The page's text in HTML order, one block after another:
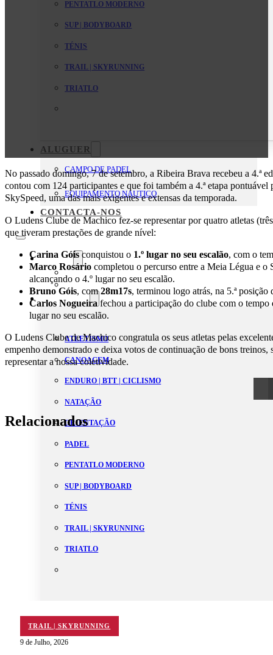
PENTATLO MODERNO
SUP | BODYBOARD
TÉNIS
TRAIL | SKYRUNNING
TRIATLO
ALUGUER
CAMPO DE PADEL
EQUIPAMENTO NAUTICO
CONTACTA-NOS
O Clube
Mensagem da Direção
Estatutos
Modalidades
ATLETISMO
CANOAGEM
ENDURO | BTT | CICLISMO
NATAÇÃO
ORIENTAÇÃO
PADEL
PENTATLO MODERNO
SUP | BODYBOARD
TÉNIS
TRAIL | SKYRUNNING
TRIATLO
Campo de Padel
Equipamento Nautico
Contacta-nos
No passado domingo, 7 de setembro, a Ribeira Brava recebeu a 4.ª
contou com 124 participantes e que foi também a 4.ª etapa
SkySpeed, uma das mais exigentes e extensas da temporada.
O Ludens Clube de Machico fez-se representar por quatro atletas
que tiveram prestações de grande nível:
Carina Góisconquistou o 1.º lugar no seu escalão, com o
Marco Rosário completou o percurso entre a Meia Légua e
alcançando o 4.º lugar no seu escalão.
Bruno Góis, com28m17s, terminou logo atrás, na 5.ª posição
Carlos Nogueirafechou a participação do clube com o tempo
lugar no seu escalão.
O Ludens Clube de Machico congratula os seus atletas pelas
empenho demonstrado e deixa votos de continuação de bons treinos,
representar a nossa coletividade.
Relacionados
TRAIL | SKYRUNNING
9 de Julho, 2026